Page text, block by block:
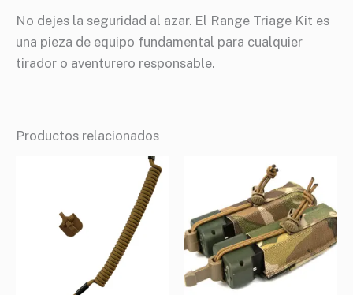
No dejes la seguridad al azar. El Range Triage Kit es
una pieza de equipo fundamental para cualquier
tirador o aventurero responsable.
Productos relacionados
precios:
desde
$117.780
hasta
$151.000